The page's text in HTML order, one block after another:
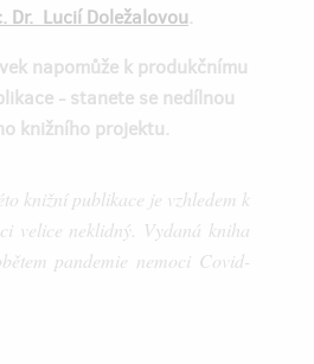
Dr. Lucií Doležalovou.
napomůže k produkčnímu
- stanete se nedílnou
knižního projektu.
knižní publikace je vzhledem k
velice neklidný. Vydaná kniha
pandemie nemoci Covid-